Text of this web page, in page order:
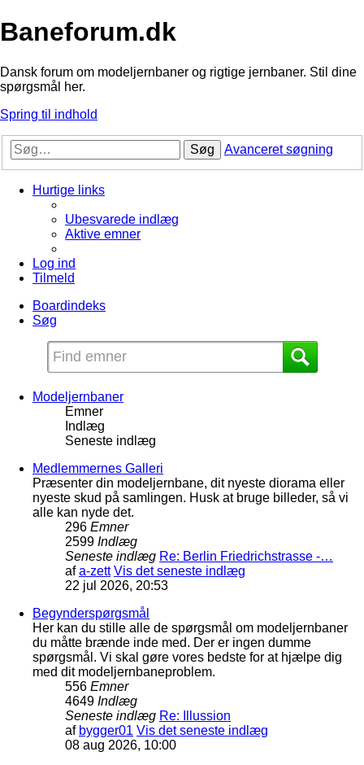
Baneforum.dk
Dansk forum om modeljernbaner og rigtige jernbaner. Stil dine
spørgsmål her.
Spring til indhold
Søg Avanceret søgning
Hurtige links
Ubesvarede indlæg
Aktive emner
Log ind
Tilmeld
Boardindeks
Søg
Modeljernbaner
Emner
Indlæg
Seneste indlæg
Medlemmernes Galleri
Præsenter din modeljernbane, dit nyeste diorama eller
nyeste skud på samlingen. Husk at bruge billeder, så vi
alle kan nyde det.
296 Emner
2599 Indlæg
Seneste indlæg Re: Berlin Friedrichstrasse -…
afa-zett Vis det seneste indlæg
22 jul 2026, 20:53
Begynderspørgsmål
Her kan du stille alle de spørgsmål om modeljernbaner
du måtte brænde inde med. Der er ingen dumme
spørgsmål. Vi skal gøre vores bedste for at hjælpe dig
med dit modeljernbaneproblem.
556 Emner
4649 Indlæg
Seneste indlæg Re: Illussion
af bygger01 Vis det seneste indlæg
08 aug 2026, 10:00